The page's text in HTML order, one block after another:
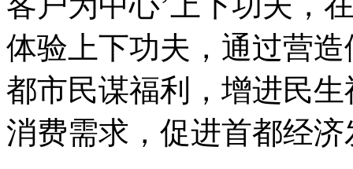
体验上下功夫，通过营
都市民谋福利，增进民
消费需求，促进首都经济